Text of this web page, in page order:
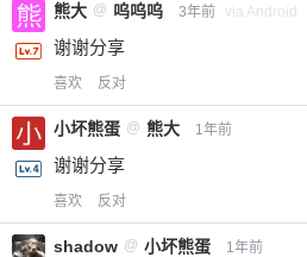
熊大 @ 呜呜呜 3年前 via Android
谢谢分享
喜欢 反对
小坏熊蛋 @ 熊大 1年前
谢谢分享
喜欢 反对
shadow @ 小坏熊蛋 1年前